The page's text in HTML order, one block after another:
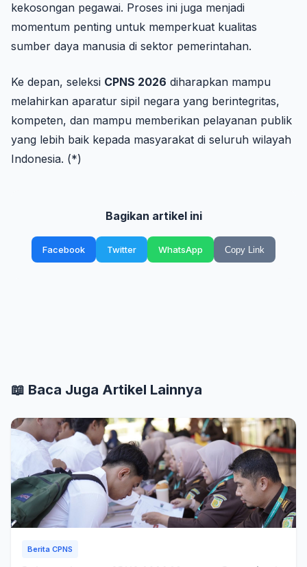
kekosongan pegawai. Proses ini juga menjadi
momentum penting untuk memperkuat kualitas
sumber daya manusia di sektor pemerintahan.
Ke depan, seleksi CPNS 2026 diharapkan mampu
melahirkan aparatur sipil negara yang berintegritas,
kompeten, dan mampu memberikan pelayanan publik
yang lebih baik kepada masyarakat di seluruh wilayah
Indonesia. (*)
Bagikan artikel ini
Facebook Twitter WhatsApp Copy Link
📖 Baca Juga Artikel Lainnya
Berita CPNS